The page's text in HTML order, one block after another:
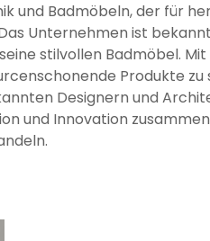
und Badmöbeln, der für
Unternehmen ist
stilvollen Badmöbel.
Produkte
Designern und
und Innovation